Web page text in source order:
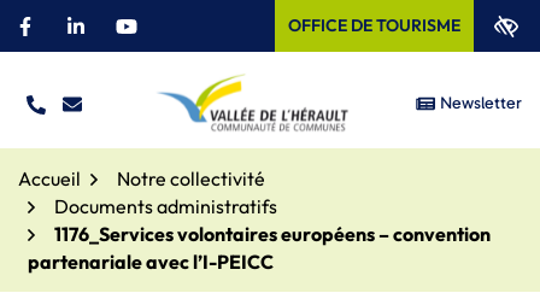
Aller
Facebook
(ouverture dans un nouvel onglet)
Linkedin
(ouverture dans un nouvel onglet)
YouTube
(ouverture dans un nouvel onglet)
OFFICE DE TOURISME
TÉL. NOUS ÉCRIRE Site officiel –
Newsletter
Accueil
Notre collectivité
Documents administratifs
1176_Services volontaires européens – convention
partenariale avec l’I-PEICC